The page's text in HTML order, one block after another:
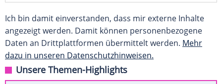
Ich bin damit einverstanden, dass mir externe Inhalte
angezeigt werden. Damit können personenbezogene
Daten an Drittplattformen übermittelt werden. Mehr
dazu in unseren Datenschutzhinweisen.
Unsere Themen-Highlights